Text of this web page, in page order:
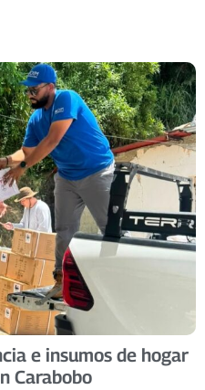
e insumos de hogar
Carabobo